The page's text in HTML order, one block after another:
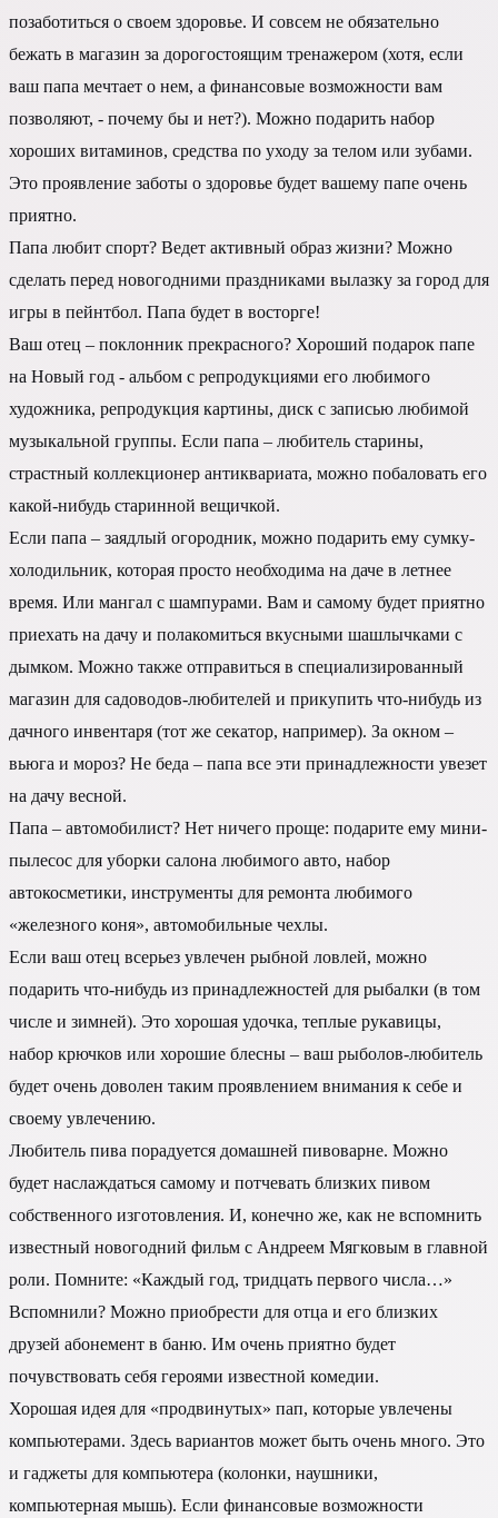
позаботиться о своем здоровье. И совсем не обязательно
бежать в магазин за дорогостоящим тренажером (хотя, если
ваш папа мечтает о нем, а финансовые возможности вам
позволяют, - почему бы и нет?). Можно подарить набор
хороших витаминов, средства по уходу за телом или зубами.
Это проявление заботы о здоровье будет вашему папе очень
приятно.
Папа любит спорт? Ведет активный образ жизни? Можно
сделать перед новогодними праздниками вылазку за город для
игры в пейнтбол. Папа будет в восторге!
Ваш отец – поклонник прекрасного? Хороший подарок папе
на Новый год - альбом с репродукциями его любимого
художника, репродукция картины, диск с записью любимой
музыкальной группы. Если папа – любитель старины,
страстный коллекционер антиквариата, можно побаловать его
какой-нибудь старинной вещичкой.
Если папа – заядлый огородник, можно подарить ему сумку-
холодильник, которая просто необходима на даче в летнее
время. Или мангал с шампурами. Вам и самому будет приятно
приехать на дачу и полакомиться вкусными шашлычками с
дымком. Можно также отправиться в специализированный
магазин для садоводов-любителей и прикупить что-нибудь из
дачного инвентаря (тот же секатор, например). За окном –
вьюга и мороз? Не беда – папа все эти принадлежности увезет
на дачу весной.
Папа – автомобилист? Нет ничего проще: подарите ему мини-
пылесос для уборки салона любимого авто, набор
автокосметики, инструменты для ремонта любимого
«железного коня», автомобильные чехлы.
Если ваш отец всерьез увлечен рыбной ловлей, можно
подарить что-нибудь из принадлежностей для рыбалки (в том
числе и зимней). Это хорошая удочка, теплые рукавицы,
набор крючков или хорошие блесны – ваш рыболов-любитель
будет очень доволен таким проявлением внимания к себе и
своему увлечению.
Любитель пива порадуется домашней пивоварне. Можно
будет наслаждаться самому и потчевать близких пивом
собственного изготовления. И, конечно же, как не вспомнить
известный новогодний фильм с Андреем Мягковым в главной
роли. Помните: «Каждый год, тридцать первого числа…»
Вспомнили? Можно приобрести для отца и его близких
друзей абонемент в баню. Им очень приятно будет
почувствовать себя героями известной комедии.
Хорошая идея для «продвинутых» пап, которые увлечены
компьютерами. Здесь вариантов может быть очень много. Это
и гаджеты для компьютера (колонки, наушники,
компьютерная мышь). Если финансовые возможности